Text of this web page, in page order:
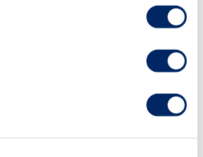
eettisyyttä ottaen huomioon
mainonnan kansainväliset
varten.
eräiden muiden maiden
tavoin katsonut, että
ohjeita voidaan